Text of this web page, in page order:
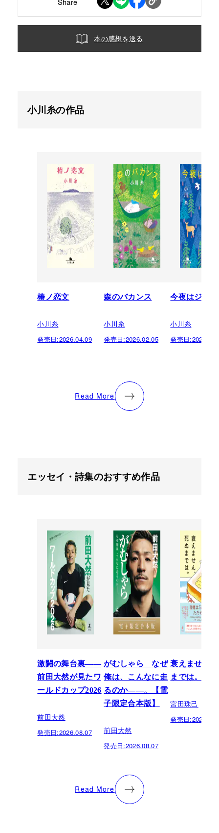
本の感想を送る
小川糸の作品
椿ノ恋文
小川糸
発売日:2026.04.09
森のバカンス
小川糸
発売日:2026.02.05
今夜はジビエ
小川糸
発売日:
Read More
エッセイ・詩集のおすすめ作品
激闘の舞台裏――
前田大然が見たワ
ールドカップ2026
前田大然
発売日:2026.08.07
がむしゃら なぜ
俺は、こんなに走
るのか——。【電
子限定合本版】
前田大然
発売日:2026.08.07
衰えません
までは。
宮田珠己
発売日:
Read More